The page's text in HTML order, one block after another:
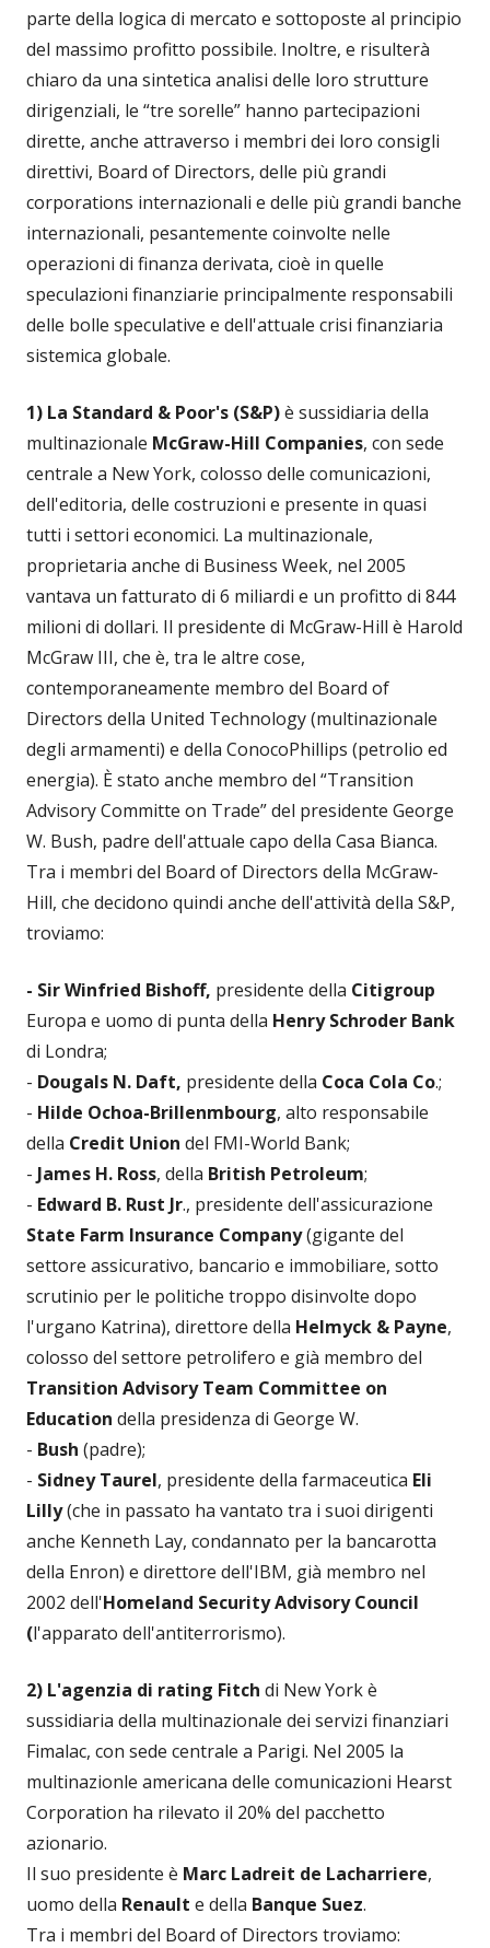
parte della logica di mercato e sottoposte al principio
del massimo profitto possibile. Inoltre, e risulterà
chiaro da una sintetica analisi delle loro strutture
dirigenziali, le “tre sorelle” hanno partecipazioni
dirette, anche attraverso i membri dei loro consigli
direttivi, Board of Directors, delle più grandi
corporations internazionali e delle più grandi banche
internazionali, pesantemente coinvolte nelle
operazioni di finanza derivata, cioè in quelle
speculazioni finanziarie principalmente responsabili
delle bolle speculative e dell'attuale crisi finanziaria
sistemica globale.
1) La Standard & Poor's (S&P)è sussidiaria della
multinazionale McGraw-Hill Companies, con sede
centrale a New York, colosso delle comunicazioni,
dell'editoria, delle costruzioni e presente in quasi
tutti i settori economici. La multinazionale,
proprietaria anche di Business Week, nel 2005
vantava un fatturato di 6 miliardi e un profitto di 844
milioni di dollari. Il presidente di McGraw-Hill è Harold
McGraw III, che è, tra le altre cose,
contemporaneamente membro del Board of
Directors della United Technology (multinazionale
degli armamenti) e della ConocoPhillips (petrolio ed
energia). È stato anche membro del “Transition
Advisory Committe on Trade” del presidente George
W. Bush, padre dell'attuale capo della Casa Bianca.
Tra i membri del Board of Directors della McGraw-
Hill, che decidono quindi anche dell'attività della S&P,
troviamo:
- Sir Winfried Bishoff, presidente della Citigroup
Europa e uomo di punta della Henry Schroder Bank
di Londra;
- Dougals N. Daft, presidente della Coca Cola Co.;
- Hilde Ochoa-Brillenmbourg, alto responsabile
della Credit Union del FMI-World Bank;
- James H. Ross, della British Petroleum;
- Edward B. Rust Jr., presidente dell'assicurazione
State Farm Insurance Company(gigante del
settore assicurativo, bancario e immobiliare, sotto
scrutinio per le politiche troppo disinvolte dopo
l'urgano Katrina), direttore della Helmyck & Payne,
colosso del settore petrolifero e già membro del
Transition Advisory Team Committee on
Education della presidenza di George W.
- Bush (padre);
- Sidney Taurel, presidente della farmaceutica Eli
Lilly(che in passato ha vantato tra i suoi dirigenti
anche Kenneth Lay, condannato per la bancarotta
della Enron) e direttore dell'IBM, già membro nel
2002 dell'Homeland Security Advisory Council
(l'apparato dell'antiterrorismo).
2) L'agenzia di rating Fitch di New York è
sussidiaria della multinazionale dei servizi finanziari
Fimalac, con sede centrale a Parigi. Nel 2005 la
multinazionle americana delle comunicazioni Hearst
Corporation ha rilevato il 20% del pacchetto
azionario.
Il suo presidente è Marc Ladreit de Lacharriere,
uomo della Renault e della Banque Suez.
Tra i membri del Board of Directors troviamo: